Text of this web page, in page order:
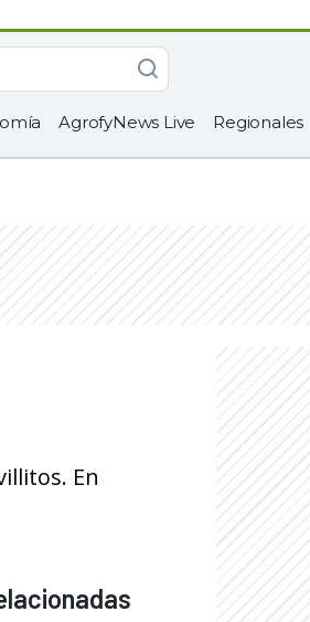
AgrofyNews Live Regionales
En